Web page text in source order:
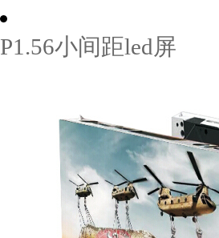
P1.56小间距led屏